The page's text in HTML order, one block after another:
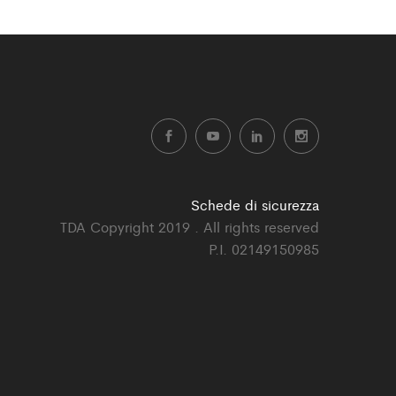
Schede di sicurezza
TDA Copyright 2019 . All rights reserved
P.I. 02149150985